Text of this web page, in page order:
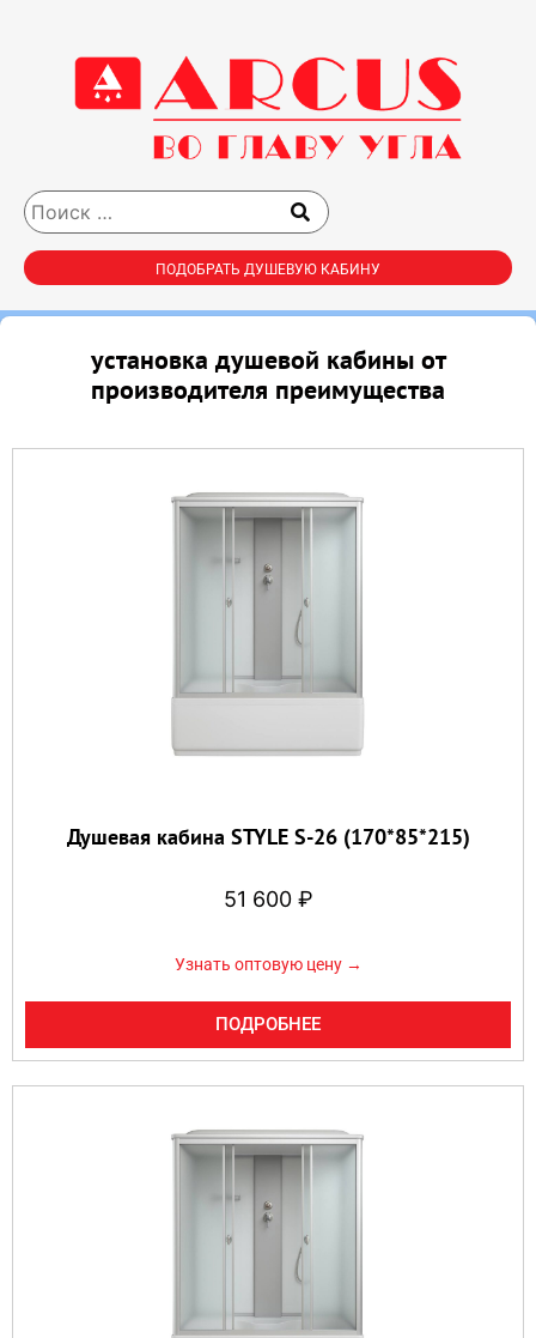
ПОДОБРАТЬ ДУШЕВУЮ КАБИНУ
установка душевой кабины от
производителя преимущества
Душевая кабина STYLE S-26 (170*85*215)
51 600 ₽
Узнать оптовую цену →
ПОДРОБНЕЕ